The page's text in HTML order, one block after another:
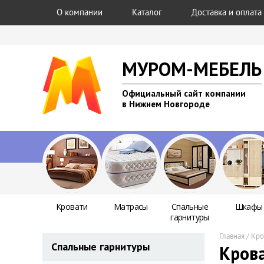
О компании Каталог Доставка и оплата
МУРОМ-МЕБЕЛЬ
Официальный сайт компании
в Нижнем Новгороде
Кровати Матрасы
Спальные
гарнитуры
Шкафы
Спальные гарнитуры
Главная/